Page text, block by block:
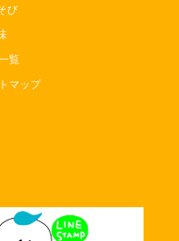
び
覧
マップ